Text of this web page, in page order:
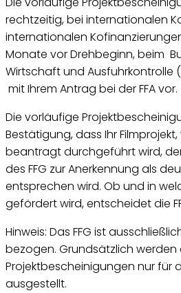
rechtzeitig, bei internationalen
internationalen
Monate vor Drehbeginn, beim
Wirtschaft und Ausfuhrkontrolle
mit Ihrem Antrag bei der FFA vor.
Die vorläufige
Bestätigung, dass Ihr
beantragt durchgeführt wird,
des FFG zur Anerkennung als
entsprechen wird. Ob und in
gefördert wird, entscheidet die
Hinweis: Das FFG ist
bezogen. Grundsätzlich werden
Projektbescheinigungen nur für
ausgestellt.